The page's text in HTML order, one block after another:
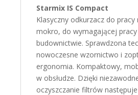
Starmix IS Compact
Klasyczny odkurzacz do pracy
mokro, do wymagającej
budownictwie. Sprawdzona
nowoczesne wzornictwo i
ergonomia. Kompaktowy,
w obsłudze. Dzięki
oczyszczanie filtrów